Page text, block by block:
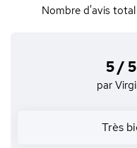
Nombre d'avis total
5 / 5
par
Très